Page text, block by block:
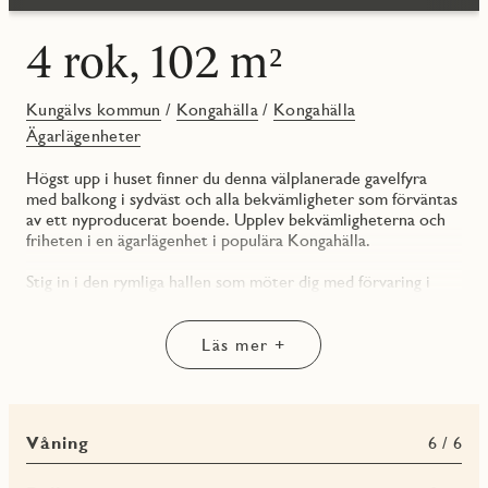
4 rok, 102 m²
Kungälvs kommun / Kongahälla / Kongahälla
Ägarlägenheter
Högst upp i huset finner du denna välplanerade gavelfyra
med balkong i sydväst och alla bekvämligheter som förväntas
av ett nyproducerat boende. Upplev bekvämligheterna och
friheten i en ägarlägenhet i populära Kongahälla.
Stig in i den rymliga hallen som möter dig med förvaring i
Till vänster finner du bostadens första, tillika det största
sovrummet med förvaring i skjutdörrsgarderob längs ena
vägghängd kommod och toalett.
Läs mer +
Våning 6 / 6